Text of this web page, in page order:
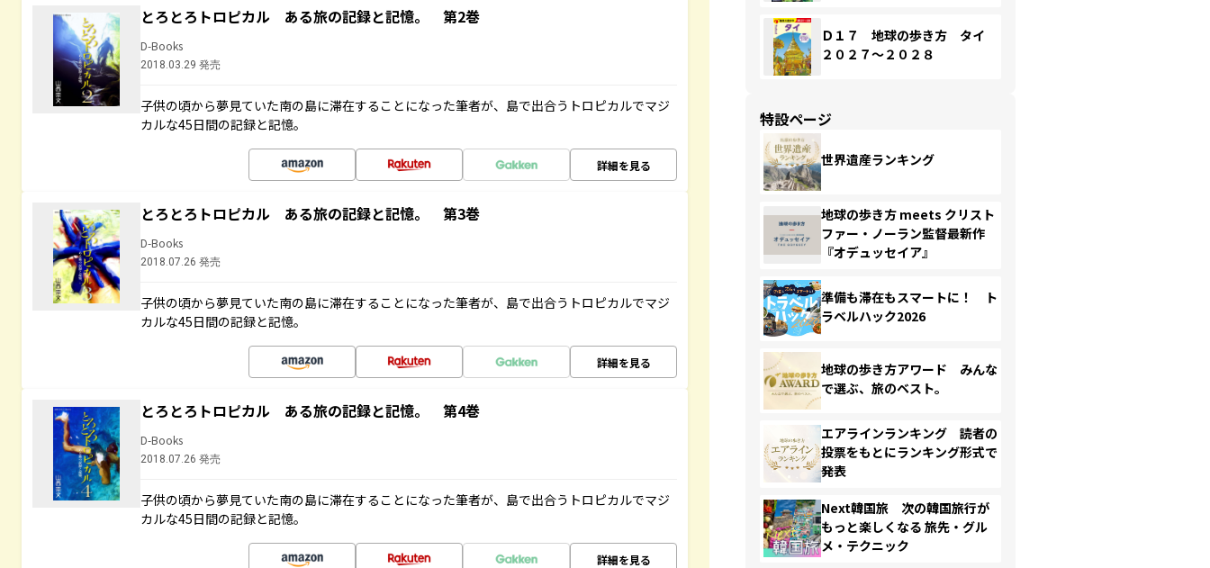
とろとろトロピカル ある旅の記録と記憶。 第2巻
D-Books
2018.03.29 発売
子供の頃から夢見ていた南の島に滞在することになった筆者が、島で出合うトロピカルでマジ
カルな45日間の記録と記憶。
詳細を見る
とろとろトロピカル ある旅の記録と記憶。 第3巻
D-Books
2018.07.26 発売
子供の頃から夢見ていた南の島に滞在することになった筆者が、島で出合うトロピカルでマジ
カルな45日間の記録と記憶。
詳細を見る
とろとろトロピカル ある旅の記録と記憶。 第4巻
D-Books
2018.07.26 発売
子供の頃から夢見ていた南の島に滞在することになった筆者が、島で出合うトロピカルでマジ
カルな45日間の記録と記憶。
詳細を見る
Ｄ１７ 地球の歩き方 タイ
２０２７～２０２８
特設ページ
世界遺産ランキング
地球の歩き方 meets クリスト
ファー・ノーラン監督最新作
『オデュッセイア』
準備も滞在もスマートに！ ト
ラベルハック2026
地球の歩き方アワード みんな
で選ぶ、旅のベスト。
エアラインランキング 読者の
投票をもとにランキング形式で
発表
Next韓国旅 次の韓国旅行が
もっと楽しくなる 旅先・グル
メ・テクニック